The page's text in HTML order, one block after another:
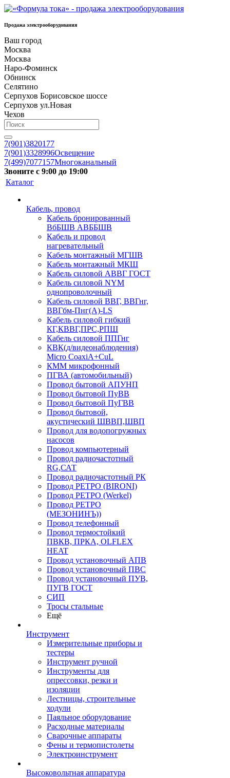
Продажа электрооборудования
Ваш город
Москва
Москва
Наро-Фоминск
Обнинск
Селятино
Серпухов Борисовское шоссе
Серпухов ул.Новая
Чехов
7(901)3820177
7(901)3328996Освещение
7(499)7077157Многоканальный
Звоните с 9:00 до 19:00
Каталог
Кабель, провод
Кабель бронированный
ВбБШВ АВББШВ
Кабель и провод
нагревательный
Кабель монтажный МГШВ
Кабель монтажный МКШ
Кабель силовой АВВГ ГОСТ
Кабель силовой NYM
однопроволочный
Кабель силовой ВВГ, ВВГнг,
ВВГбм-Пнг(А)-LS
Кабель силовой гибкий
КГ,КВВГ,ПРС,РПШ
Кабель силовой ППГнг
КВК(д/видеонаблюдения)
Micro CoaxiA+CuL
КММ микрофонный
ПГВА (автомобильный)
Провод бытовой АПУНП
Провод бытовой ПуВВ
Провод бытовой ПуГВВ
Провод бытовой,
акустический ШВВП,ШВП
Провод для водопогружных
насосов
Провод компьютерный
Провод радиочастотный
RG,САТ
Провод радиочастотный РК
Провод РЕТРО (BIRONI)
Провод РЕТРО (Werkel)
Провод РЕТРО
(МЕЗОНИНЪ))
Провод телефонный
Провод термостойкий
ПВКВ, ПРКА, OLFLEX
HEAT
Провод установочный АПВ
Провод установочный ПВС
Провод установочный ПУВ,
ПУГВ ГОСТ
СИП
Тросы стальные
Ещё
Инструмент
Измерительные приборы и
тестеры
Инструмент ручной
Инструменты для
опрессовки, резки и
изоляции
Лестницы, строительные
ходули
Паяльное оборудование
Расходные материалы
Сварочные аппараты
Фены и термопистолеты
Электроинструмент
Высоковольтная аппаратура